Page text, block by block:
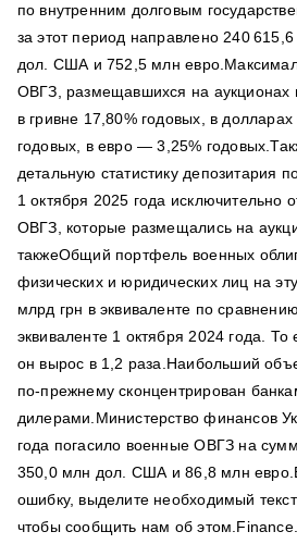
по внутренним долговым
за этот период направлено 240
дол. США и 752,5 млн
ОВГЗ, размещавшихся на аукционах
в гривне 17,80% годовых, в
годовых, в евро — 3,25%
детальную статистику депозитария
1 октября 2025 года исключительно
ОВГЗ, которые размещались на
такжеОбщий портфель военных
физических и юридических лиц на
млрд грн в эквиваленте по
эквиваленте 1 октября 2024 года. То
он вырос в 1,2 раза.Наибольший
по-прежнему сконцентрирован
дилерами.Министерство финансов
года погасило военные ОВГЗ на
350,0 млн дол. США и 86,8 млн
ошибку, выделите необходимый
чтобы сообщить нам об